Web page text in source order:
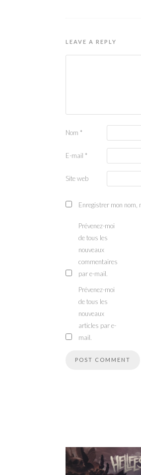
LEAVE A REPLY
Nom *
E-mail *
Site web
Enregistrer mon nom,
Prévenez-moi
de tous les
nouveaux
commentaires
par e-mail.
Prévenez-moi
de tous les
nouveaux
articles par e-
mail.